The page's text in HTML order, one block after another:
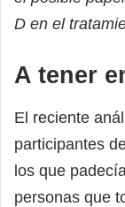
D en el
A tener
El reciente
participantes
los que
personas que